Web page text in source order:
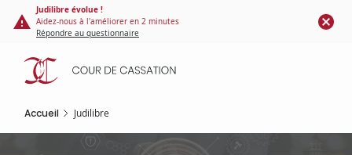
Panneau de gestion des cookies
contenu
principal
Judilibre évolue !
Aidez-nous à l'améliorer en 2 minutes
Répondre au questionnaire
Accueil Judilibre